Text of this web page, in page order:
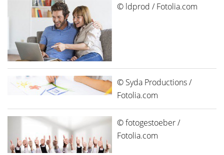
© ldprod / Fotolia.com
© Syda Productions /
Fotolia.com
© fotogestoeber /
Fotolia.com